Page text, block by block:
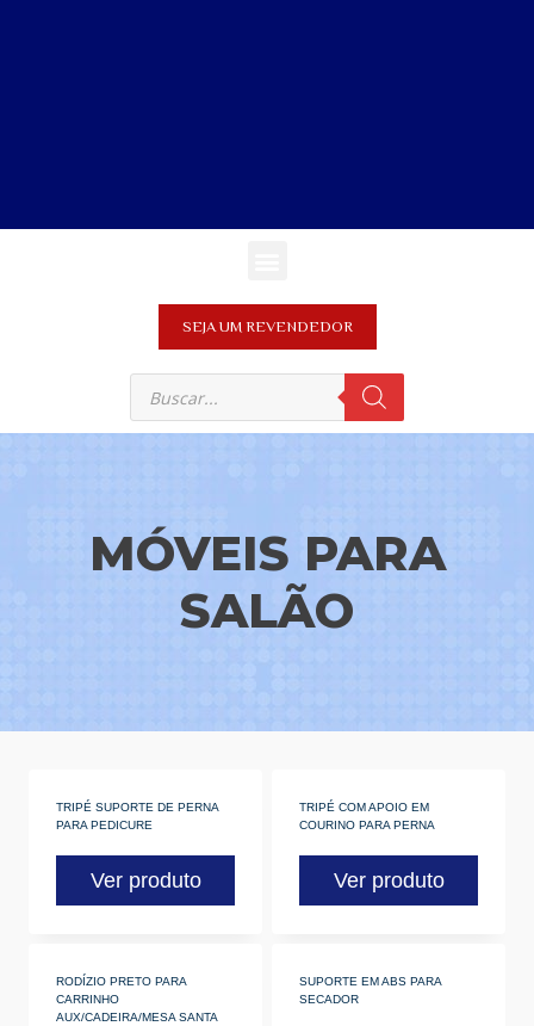
SEJA UM REVENDEDOR
MÓVEIS PARA
SALÃO
TRIPÉ SUPORTE DE PERNA
PARA PEDICURE
Ver produto
TRIPÉ COM APOIO EM
COURINO PARA PERNA
Ver produto
RODÍZIO PRETO PARA
CARRINHO
AUX/CADEIRA/MESA SANTA
SUPORTE EM ABS PARA
SECADOR